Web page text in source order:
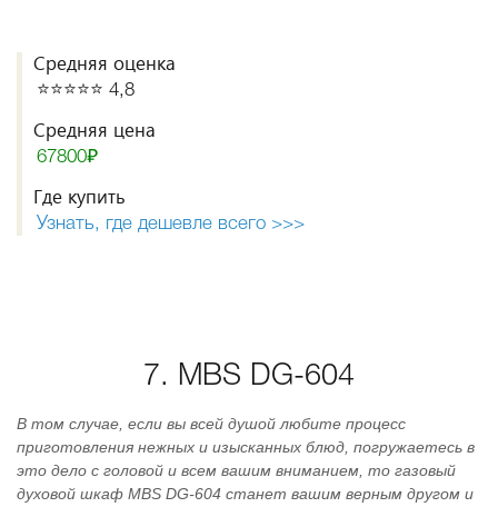
Средняя оценка
⭐️⭐️⭐️⭐️⭐️ 4,8
Средняя цена
67800₽
Где купить
Узнать, где дешевле всего >>>
7. MBS DG-604
В том случае, если вы всей душой любите процесс
приготовления нежных и изысканных блюд, погружаетесь в
это дело с головой и всем вашим вниманием, то газовый
духовой шкаф MBS DG-604 станет вашим верным другом и